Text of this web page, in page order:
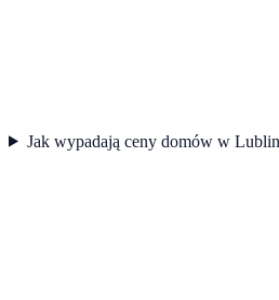
Jak wypadają ceny domów w